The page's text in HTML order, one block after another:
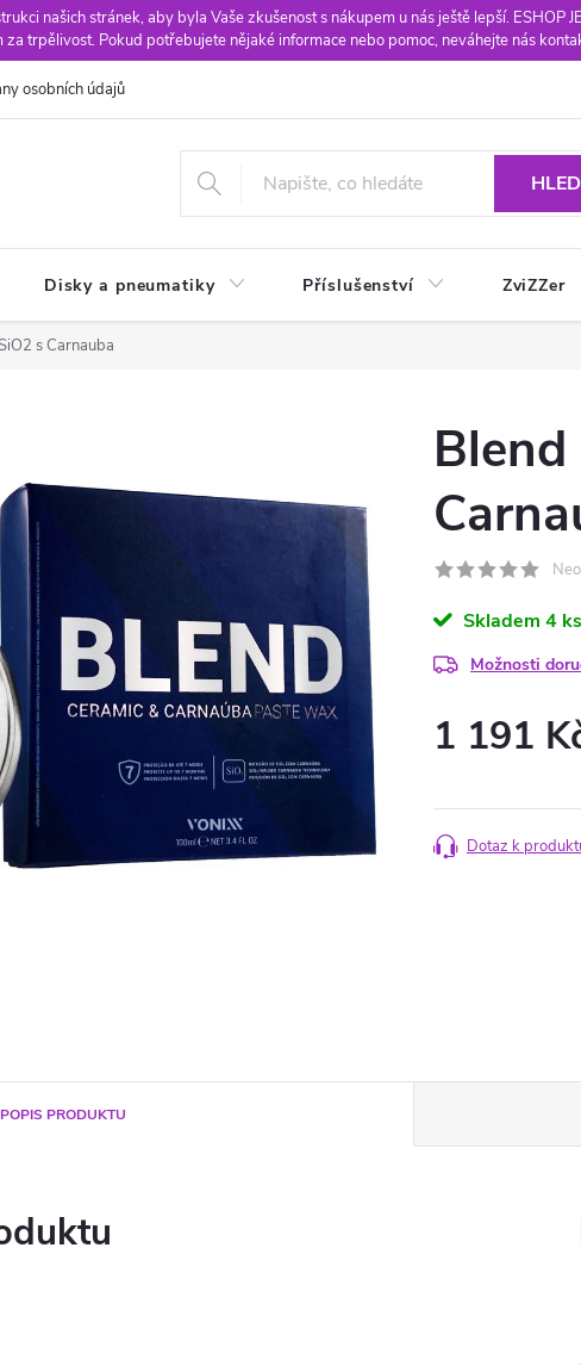
našich stránek, aby byla Vaše zkušenost s nákupem u nás ještě lepší. ESHOP
trpělivost. Pokud potřebujete nějaké informace nebo pomoc, neváhejte nás
osobních údajů
Disky a pneumatiky Příslušenství ZviZZer
s Carnauba
Skladem 4 ks
Možnosti
1 191
Dotaz k
POPIS PRODUKTU